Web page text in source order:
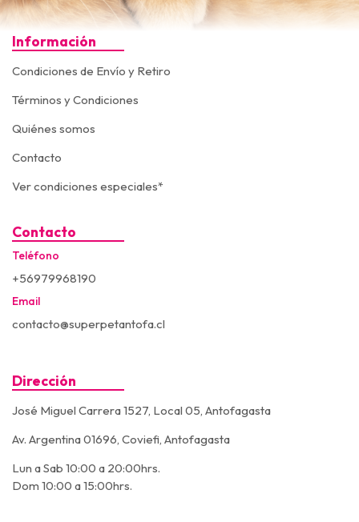
Información
Condiciones de Envío y Retiro
Términos y Condiciones
Quiénes somos
Contacto
Ver condiciones especiales*
Contacto
Teléfono
+56979968190
Email
contacto@superpetantofa.cl
Dirección
José Miguel Carrera 1527, Local 05, Antofagasta
Av. Argentina 01696, Coviefi, Antofagasta
Lun a Sab 10:00 a 20:00hrs.
Dom 10:00 a 15:00hrs.